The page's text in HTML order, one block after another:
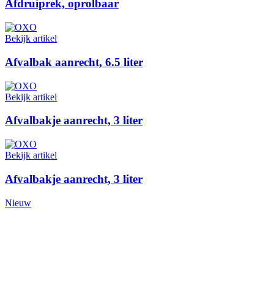
Afdruiprek, oprolbaar
Bekijk artikel
Afvalbak aanrecht, 6.5 liter
Bekijk artikel
Afvalbakje aanrecht, 3 liter
Bekijk artikel
Afvalbakje aanrecht, 3 liter
Nieuw